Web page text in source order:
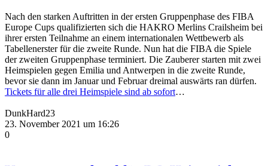
Nach den starken Auftritten in der ersten Gruppenphase des FIBA
Europe Cups qualifizierten sich die HAKRO Merlins Crailsheim bei
ihrer ersten Teilnahme an einem internationalen Wettbewerb als
Tabellenerster für die zweite Runde. Nun hat die FIBA die Spiele
der zweiten Gruppenphase terminiert. Die Zauberer starten mit zwei
Heimspielen gegen Emilia und Antwerpen in die zweite Runde,
bevor sie dann im Januar und Februar dreimal auswärts ran dürfen.
Tickets für alle drei Heimspiele sind ab sofort…
DunkHard23
23. November 2021 um 16:26
0